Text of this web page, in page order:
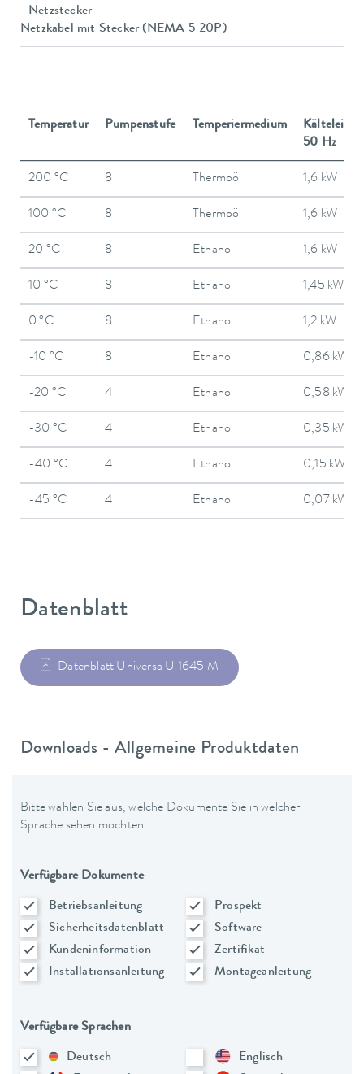
Netzstecker
Netzkabel mit Stecker (NEMA 5-20P)
Temperatur Pumpenstufe Temperiermedium
50 Hz
200 °C 8 Thermoöl 1,6 kW
100 °C 8 Thermoöl 1,6 kW
20 °C 8 Ethanol 1,6 kW
10 °C 8 Ethanol 1,45 kW
0 °C 8 Ethanol 1,2 kW
-10 °C 8 Ethanol 0,86 kW
-20 °C 4 Ethanol 0,58 kW
-30 °C 4 Ethanol 0,35 kW
-40 °C 4 Ethanol 0,15 kW
-45 °C 4 Ethanol 0,07 kW
Datenblatt
Datenblatt Universa U 1645 M
Downloads - Allgemeine Produktdaten
Bitte wählen Sie aus, welche Dokumente Sie in welcher
Sprache sehen möchten:
Verfügbare Dokumente
Betriebsanleitung
Prospekt
Sicherheitsdatenblatt
Software
Kundeninformation
Zertifikat
Installationsanleitung
Montageanleitung
Verfügbare Sprachen
Deutsch
Englisch